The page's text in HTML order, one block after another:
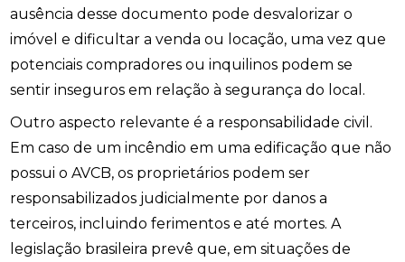
ausência desse documento pode desvalorizar o
imóvel e dificultar a venda ou locação, uma vez que
potenciais compradores ou inquilinos podem se
sentir inseguros em relação à segurança do local.
Outro aspecto relevante é a responsabilidade civil.
Em caso de um incêndio em uma edificação que não
possui o AVCB, os proprietários podem ser
responsabilizados judicialmente por danos a
terceiros, incluindo ferimentos e até mortes. A
legislação brasileira prevê que, em situações de